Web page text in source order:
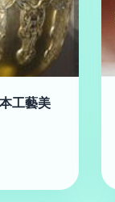
工藝美